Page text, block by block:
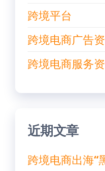
跨境平台
跨境电商广告
跨境电商服务
近期文章
跨境电商出海“